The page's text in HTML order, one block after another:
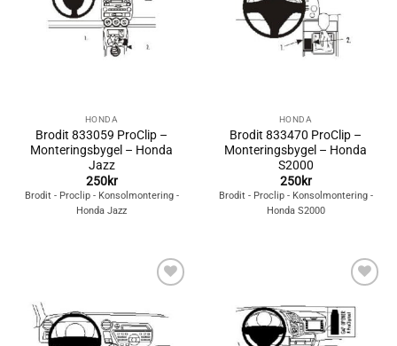
HONDA
Brodit 833059 ProClip –
Monteringsbygel – Honda
Jazz
250kr
Brodit - Proclip - Konsolmontering -
Honda Jazz
HONDA
Brodit 833470 ProClip –
Monteringsbygel – Honda
S2000
250kr
Brodit - Proclip - Konsolmontering -
Honda S2000
önskelistan
Lägg till i
önskelistan